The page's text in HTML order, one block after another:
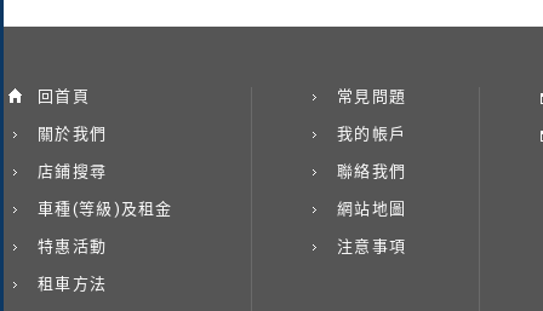
回首頁
關於我們
店鋪搜尋
車種(等級)及租金
特惠活動
租車方法
常見問題
我的帳戶
聯絡我們
網站地圖
注意事項